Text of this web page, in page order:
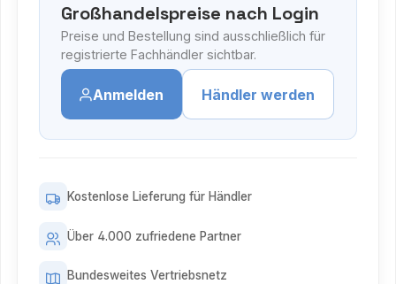
Großhandelspreise nach Login
Preise und Bestellung sind ausschließlich für
registrierte Fachhändler sichtbar.
Anmelden Händler werden
Kostenlose Lieferung für Händler
Über 4.000 zufriedene Partner
Bundesweites Vertriebsnetz